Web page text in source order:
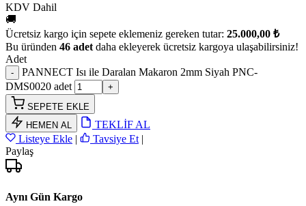
KDV Dahil
🚚
Ücretsiz kargo için sepete eklemeniz gereken tutar: 25.000,00 ₺
Bu üründen 46 adet daha ekleyerek ücretsiz kargoya ulaşabilirsiniz!
Adet
PANNECT Isı ile Daralan Makaron 2mm Siyah PNC-
DMS0020 adet
SEPETE EKLE
HEMEN AL
TEKLİF AL
Listeye Ekle | Tavsiye Et |
Paylaş
Aynı Gün Kargo